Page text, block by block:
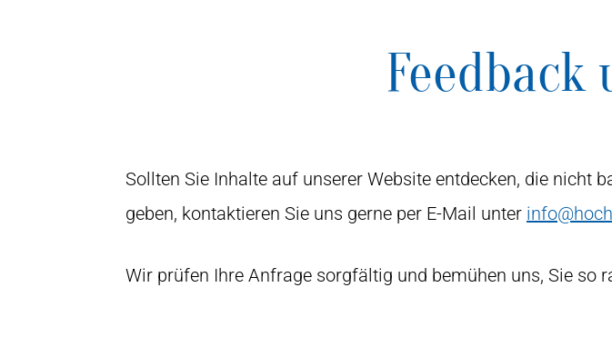
Sollten Sie Inhalte auf unserer Website entdecken, die nicht
geben, kontaktieren Sie uns gerne per E-Mail unter
Wir prüfen Ihre Anfrage sorgfältig und bemühen uns, Sie so